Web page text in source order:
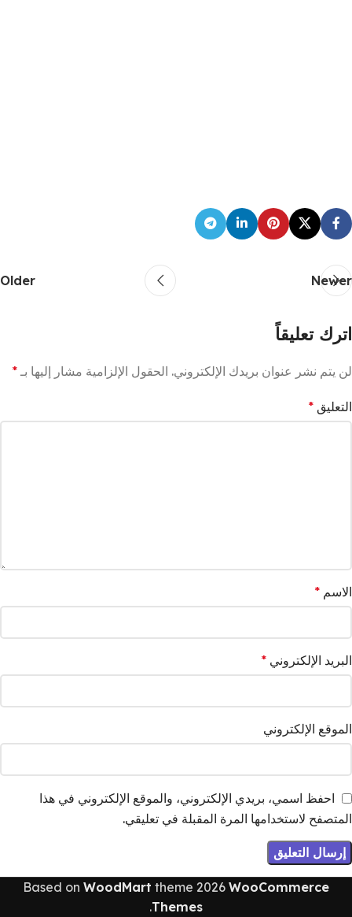
Newer
Older
اترك تعليقاً
لن يتم نشر عنوان بريدك الإلكتروني. الحقول الإلزامية مشار إليها بـ *
التعليق *
الاسم *
البريد الإلكتروني *
الموقع الإلكتروني
احفظ اسمي، بريدي الإلكتروني، والموقع الإلكتروني في هذا
المتصفح لاستخدامها المرة المقبلة في تعليقي.
Based on WoodMart theme 2026 WooCommerce
Themes
.